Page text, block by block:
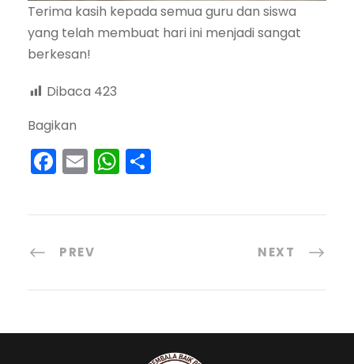
Terima kasih kepada semua guru dan siswa
yang telah membuat hari ini menjadi sangat
berkesan!
Dibaca 423
Bagikan
F
c
b
o
k
E
ai
W
a
p
ar
PREV NEXT